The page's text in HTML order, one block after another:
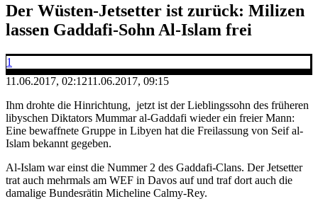
Der Wüsten-Jetsetter ist zurück: Milizen
lassen Gaddafi-Sohn Al-Islam frei
1
11.06.2017, 02:1211.06.2017, 09:15
Ihm drohte die Hinrichtung, jetzt ist der Lieblingssohn des früheren
libyschen Diktators Mummar al-Gaddafi wieder ein freier Mann:
Eine bewaffnete Gruppe in Libyen hat die Freilassung von Seif al-
Islam bekannt gegeben.
Al-Islam war einst die Nummer 2 des Gaddafi-Clans. Der Jetsetter
trat auch mehrmals am WEF in Davos auf und traf dort auch die
damalige Bundesrätin Micheline Calmy-Rey.